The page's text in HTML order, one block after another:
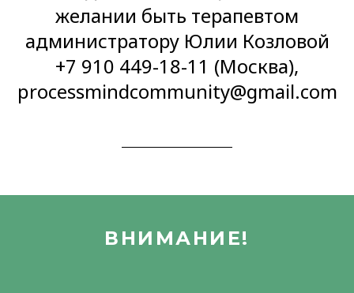
желании быть терапевтом
администратору Юлии Козловой
+7 910 449-18-11 (Москва),
processmindcommunity@gmail.com
ВНИМАНИЕ!